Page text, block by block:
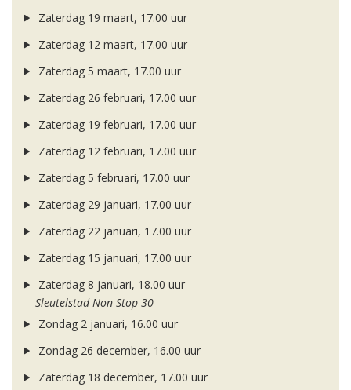
Zaterdag 19 maart, 17.00 uur
Zaterdag 12 maart, 17.00 uur
Zaterdag 5 maart, 17.00 uur
Zaterdag 26 februari, 17.00 uur
Zaterdag 19 februari, 17.00 uur
Zaterdag 12 februari, 17.00 uur
Zaterdag 5 februari, 17.00 uur
Zaterdag 29 januari, 17.00 uur
Zaterdag 22 januari, 17.00 uur
Zaterdag 15 januari, 17.00 uur
Zaterdag 8 januari, 18.00 uur
Sleutelstad Non-Stop 30
Zondag 2 januari, 16.00 uur
Zondag 26 december, 16.00 uur
Zaterdag 18 december, 17.00 uur